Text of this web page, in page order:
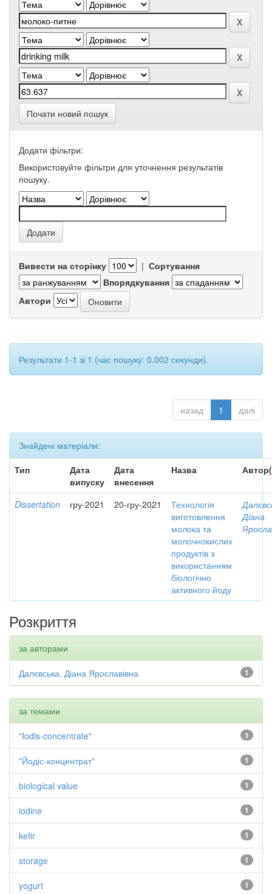
Почати новий пошук
Додати фільтри:
Використовуйте фільтри для уточнення результатів
пошуку.
Вивести на сторінку | Сортування
Впорядкування
Автори
Результати 1-1 зі 1 (час пошуку: 0.002 секунди).
назад 1 далі
Знайдені матеріали:
Тип
Дата
випуску
Дата
внесення
Назва
Dissertation гру-2021 20-гру-2021
Технологія
виготовлення
молока та
молочнокислих
продуктів з
використанням
біологічно
активного йоду
Діана
Розкриття
за авторами
1
Далєвська, Діана Ярославівна
за темами
1
"Iodis-concentrate"
1
"Йодіс-концентрат"
1
biological value
1
iodine
1
kefir
1
storage
1
yogurt